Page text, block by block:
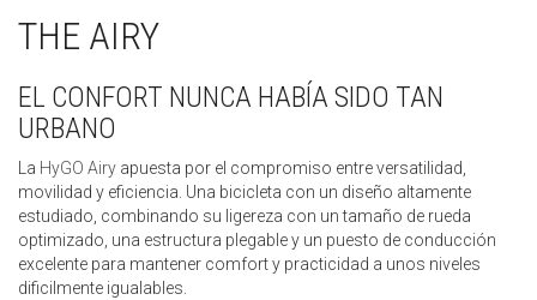
THE AIRY
EL CONFORT NUNCA HABÍA SIDO TAN
URBANO
La HyGO Airy apuesta por el compromiso entre versatilidad,
movilidad y eficiencia. Una bicicleta con un diseño altamente
estudiado, combinando su ligereza con un tamaño de rueda
optimizado, una estructura plegable y un puesto de conducción
excelente para mantener comfort y practicidad a unos niveles
dificilmente igualables.